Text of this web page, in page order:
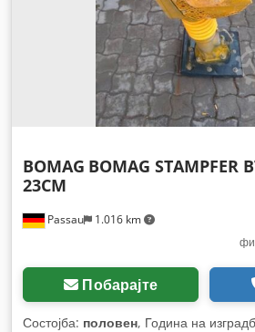
Passau 1.016 km
BOMAG BOMAG STAMPFER
23CM
Побарајте
Состојба: половен, Година на